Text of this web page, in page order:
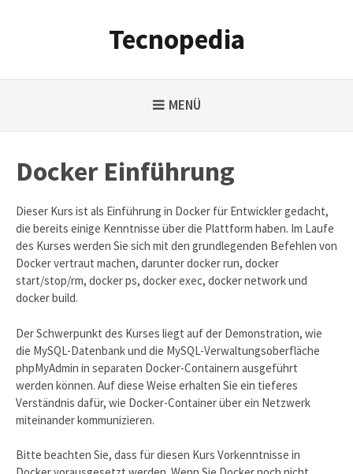
Tecnopedia
MENÜ
Docker Einführung
Dieser Kurs ist als Einführung in Docker für Entwickler gedacht,
die bereits einige Kenntnisse über die Plattform haben. Im Laufe
des Kurses werden Sie sich mit den grundlegenden Befehlen von
Docker vertraut machen, darunter docker run, docker
start/stop/rm, docker ps, docker exec, docker network und
docker build.
Der Schwerpunkt des Kurses liegt auf der Demonstration, wie
die MySQL-Datenbank und die MySQL-Verwaltungsoberfläche
phpMyAdmin in separaten Docker-Containern ausgeführt
werden können. Auf diese Weise erhalten Sie ein tieferes
Verständnis dafür, wie Docker-Container über ein Netzwerk
miteinander kommunizieren.
Bitte beachten Sie, dass für diesen Kurs Vorkenntnisse in